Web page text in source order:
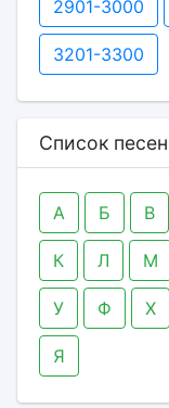
2901-3000
3201-3300
Список
А Б В
К Л М
У Ф Х
Я